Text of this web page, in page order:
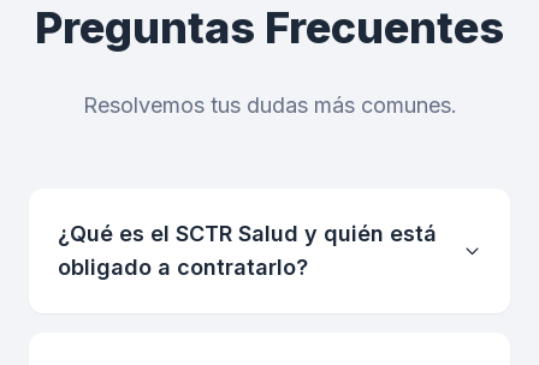
Preguntas Frecuentes
Resolvemos tus dudas más comunes.
¿Qué es el SCTR Salud y quién está
obligado a contratarlo?